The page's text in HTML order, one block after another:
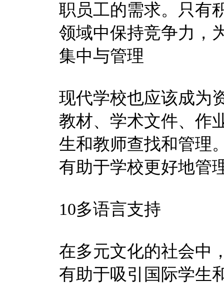
职员工的需求。只有
领域中保持竞争力，
集中与管理
现代学校也应该成为
教材、学术文件、作
生和教师查找和管理
有助于学校更好地管
10多语言支持
在多元文化的社会中
有助于吸引国际学生